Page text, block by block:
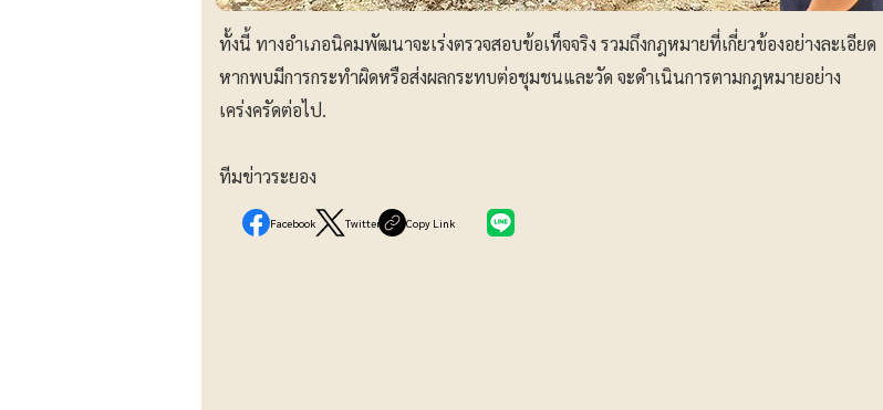
ทั้งนี้ ทางอำเภอนิคมพัฒนาจะเร่งตรวจสอบข้อเท็จจริง รวมถึงกฎหมายที่เกี่ยวข้องอย่างละเอียด
หากพบมีการกระทำผิดหรือส่งผลกระทบต่อชุมชนและวัด จะดำเนินการตามกฎหมายอย่าง
เคร่งครัดต่อไป.
ทีมข่าวระยอง
Facebook Twitter Copy Link